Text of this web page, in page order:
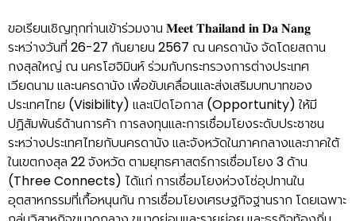
ขอเรียนเชิญทุกท่านเข้าร่วมงาน 𝐌𝐞𝐞𝐭 𝐓𝐡𝐚𝐢𝐥𝐚𝐧𝐝 𝐢𝐧 𝐃𝐚 𝐍𝐚𝐧𝐠
ระหว่างวันที่ 26-27 กันยายน 2567 ณ นครดานัง จัดโดยสถาน
กงสุลใหญ่ ณ นครโฮจิมินห์ ร่วมกับกระทรวงการต่างประเทศ
เวียดนาม และนครดานัง เพื่อขับเคลื่อนและส่งเสริมบทบาทของ
ประเทศไทย (Visibility) และเปิดโอกาส (Opportunity) ให้มี
ปฏิสัมพันธ์ด้านการค้า การลงทุนและการเชื่อมโยงระดับประชาชน
ระหว่างประเทศไทยกับนครดานัง และจังหวัดในภาคกลางและภาคใต้
ในเขตกงสุล 22 จังหวัด ตามยุทธศาสตร์การเชื่อมโยง 3 ด้าน
(Three Connects) ได้แก่ การเชื่อมโยงห่วงโซ่อุปทานใน
อุตสาหกรรมที่เกื้อหนุนกัน การเชื่อมโยงเศรษฐกิจฐานราก โดยเฉพาะ